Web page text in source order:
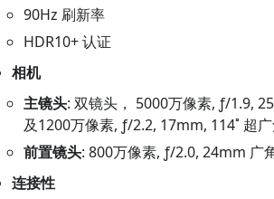
90Hz 刷新率
HDR10+ 认证
相机
主镜头: 双镜头， 5000万像素, ƒ/1.9,
及1200万像素, ƒ/2.2, 17mm, 114˚ 超
前置镜头: 800万像素, ƒ/2.0, 24mm 广
连接性